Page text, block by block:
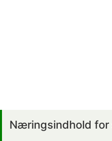
Næringsindhold for